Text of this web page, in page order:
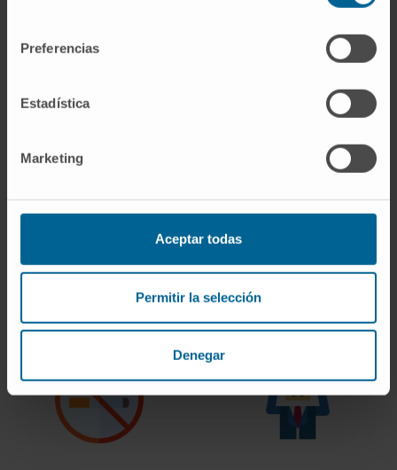
Preferencias
Estadística
Marketing
Aceptar todas
Permitir la selección
Denegar
Actividad
Enfermedades asociadas
Descanso y
Calidad del sueño